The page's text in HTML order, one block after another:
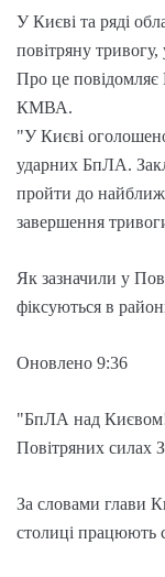
У Києві та ряді
повітряну
Про це повідомляє
КМВА.
"У Києві
ударних БпЛА.
пройти до
завершення
Як зазначили у
фіксуються в
Оновлено 9:36
"БпЛА над Києвом!
Повітряних силах
За словами глави
столиці